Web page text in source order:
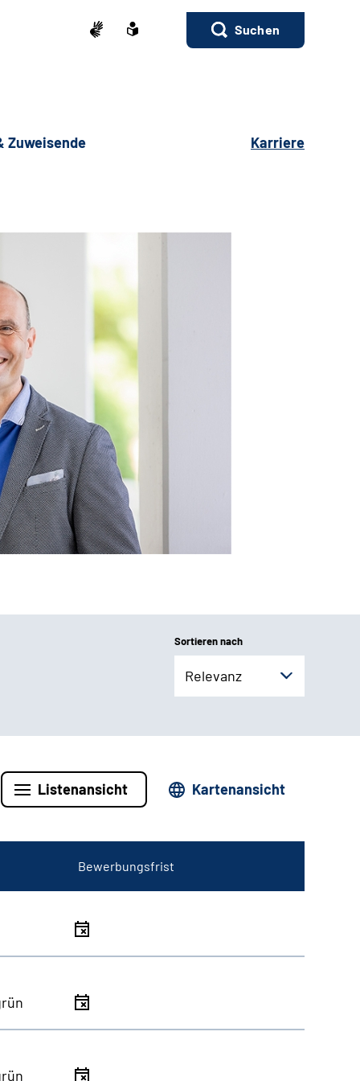
Suchen
Zuweisende Karriere
Sortieren nach
Relevanz
Listenansicht Kartenansicht
Bewerbungsfrist